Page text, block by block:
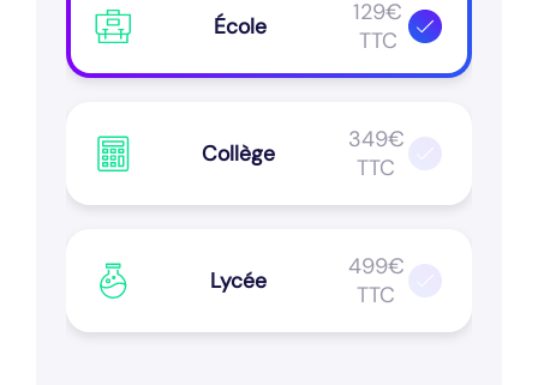
École
129€
TTC
Collège
349€
TTC
Lycée
499€
TTC